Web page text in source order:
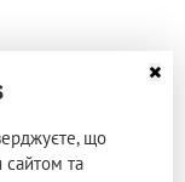
що
та